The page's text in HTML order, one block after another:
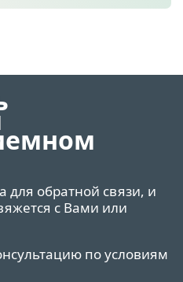
для обратной связи, и
с Вами или
по условиям